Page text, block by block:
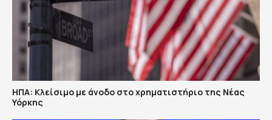
ΗΠΑ: Κλείσιμο με άνοδο στο χρηματιστήριο της Νέας
Υόρκης